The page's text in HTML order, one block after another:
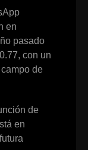
en
pasado
con un
de
de
en